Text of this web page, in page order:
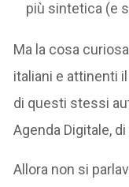
più sintetica (e
Ma la cosa
italiani e attinenti
di questi stessi
Agenda Digitale,
Allora non si